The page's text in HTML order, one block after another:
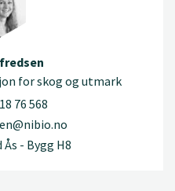
for skog og utmark
76 568
- Bygg H8